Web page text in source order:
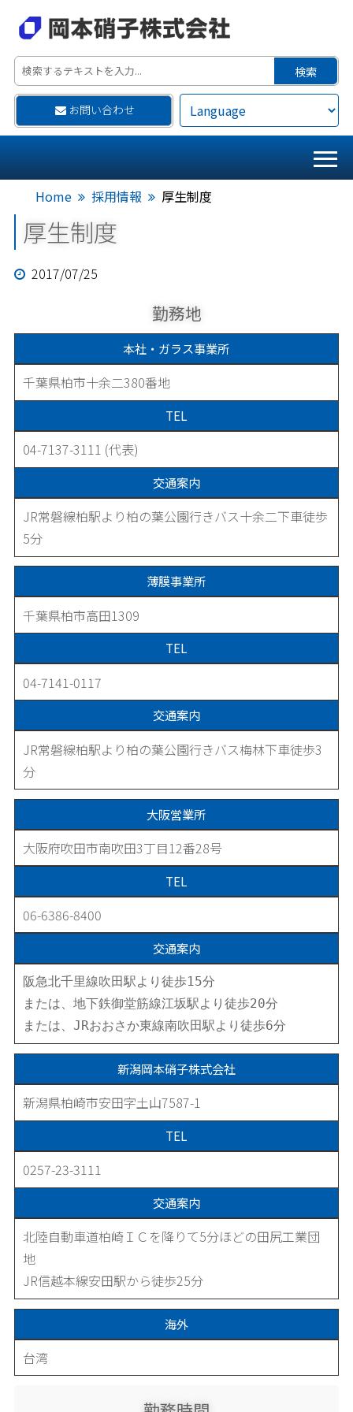
お問い合わせ
Home 採用情報 厚生制度
厚生制度
2017/07/25
勤務地
本社・ガラス事業所
千葉県柏市十余二380番地
TEL
04-7137-3111 (代表)
交通案内
JR常磐線柏駅より柏の葉公園行きバス十余二下車徒歩
5分
薄膜事業所
千葉県柏市高田1309
TEL
04-7141-0117
交通案内
JR常磐線柏駅より柏の葉公園行きバス梅林下車徒歩3
分
大阪営業所
大阪府吹田市南吹田3丁目12番28号
TEL
06-6386-8400
交通案内
阪急北千里線吹田駅より徒歩15分
または、地下鉄御堂筋線江坂駅より徒歩20分
または、JRおおさか東線南吹田駅より徒歩6分
新潟岡本硝子株式会社
新潟県柏崎市安田字土山7587-1
TEL
0257-23-3111
交通案内
北陸自動車道柏崎ＩＣを降りて5分ほどの田尻工業団
地
JR信越本線安田駅から徒歩25分
海外
台湾